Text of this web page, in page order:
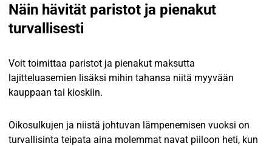
Näin hävität paristot ja pienakut
turvallisesti
Voit toimittaa paristot ja pienakut maksutta
lajitteluasemien lisäksi mihin tahansa niitä myyvään
kauppaan tai kioskiin.
Oikosulkujen ja niistä johtuvan lämpenemisen vuoksi on
turvallisinta teipata aina molemmat navat piiloon heti, kun